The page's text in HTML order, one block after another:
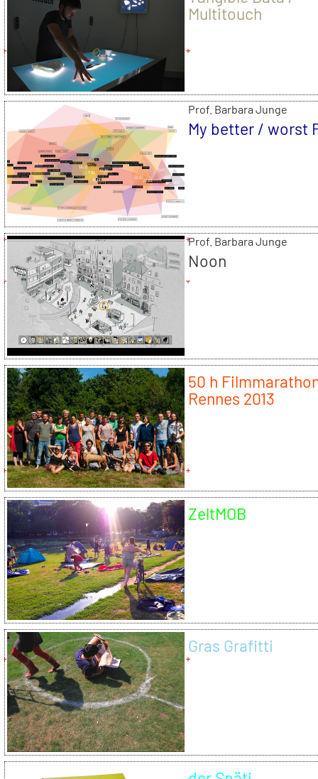
Multitouch
Prof. Barbara Junge
My better / worst
Prof. Barbara Junge
Noon
50 h
Rennes 2013
ZeltMOB
Gras Grafitti